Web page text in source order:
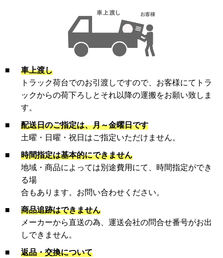
■
車上渡し
トラック荷台でのお引渡しですので、お客様にてトラ
ックからの荷下ろしとそれ以降の運搬をお願い致しま
す。
■
配送日のご指定は、月～金曜日です
土曜・日曜・祝日はご指定いただけません。
■
時間指定は基本的にできません
地域・商品によっては別途費用にて、時間指定ができ
る場
合もあります。お問い合わせください。
■
商品追跡はできません
メーカーから直送の為、運送会社の問合せ番号がお出
しできません。
■
返品・交換について